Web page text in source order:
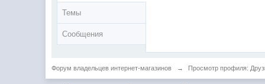
Темы
Сообщения
Форум владельцев интернет-магазинов → Просмотр профиля: